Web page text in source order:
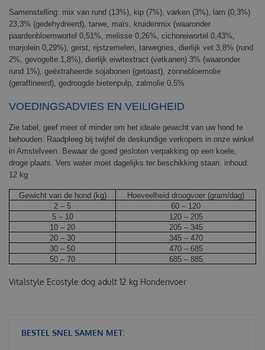
Samenstelling: mix van rund (13%), kip (7%), varken (3%), lam (0,3%)
23,3% (gedehydreerd), tarwe, maïs, kruidenmix (waaronder
paardenbloemwortel 0,51%, melisse 0,26%, cichoreiwortel 0,43%,
marjolein 0,29%), gerst, rijstzemelen, tarwegries, dierlijk vet 3,8% (rund
2%, gevogelte 1,8%), dierlijk eiwitextract (vetkanen) 3% (waaronder
rund 1%), geëxtraheerde sojabonen (getoast), zonnebloemolie
(geraffineerd), gedroogde bietenpulp, zalmolie 0,5%
VOEDINGSADVIES EN VEILIGHEID
Zie tabel, geef meer of minder om het ideale gewicht van uw hond te
behouden. Raadpleeg bij twijfel de deskundige verkopers in onze winkel
in Amstelveen. Bewaar de goed gesloten verpakking op een koele,
droge plaats. Vers water moet dagelijks ter beschikking staan. inhoud:
12 kg
Gewicht van de hond (kg)
Hoeveelheid droogvoer (gram/dag)
2 – 5
60 – 120
5 – 10
120 – 205
10 – 20
205 – 345
20 – 30
345 – 470
30 – 50
470 – 685
50 – 70
685 – 885
Vitalstyle Ecostyle dog adult 12 kg Hondenvoer
BESTEL SNEL SAMEN MET: